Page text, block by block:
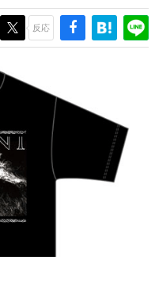
場を担う若きクリエイター達
情熱を探っていきます。
作家さんに取材し、ゲームが
チャーに与えた影響を探る企
史
ける主要なトピック・タイト
のインタビューや識者による
一望できる決定版！
クリエイターの青春〜
で知られるマンガ家・田中圭
ートマンガです。
反応